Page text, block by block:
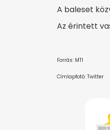
A baleset
Az érintett
Forrás: MTI
Címlapfotó: Twitter